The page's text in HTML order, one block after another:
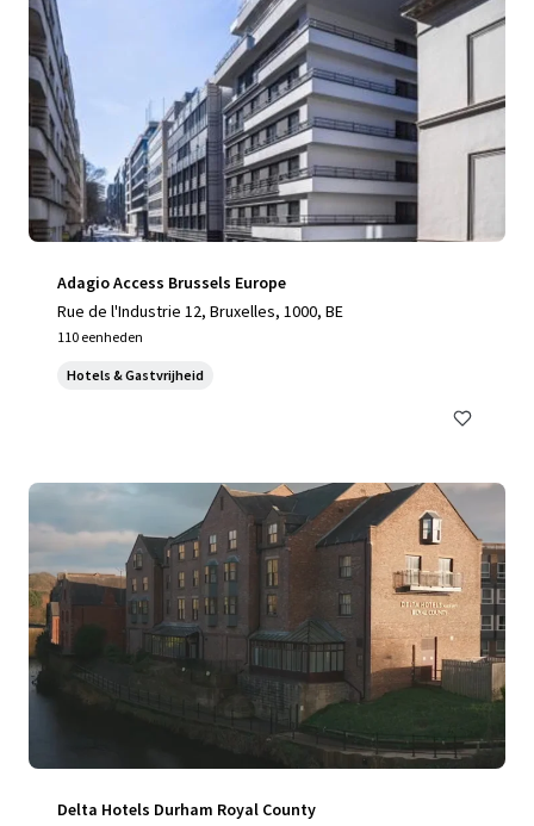
Adagio Access Brussels Europe​
Rue de l'Industrie 12, Bruxelles, 1000, BE
110 eenheden
Hotels & Gastvrijheid
Delta Hotels Durham Royal County